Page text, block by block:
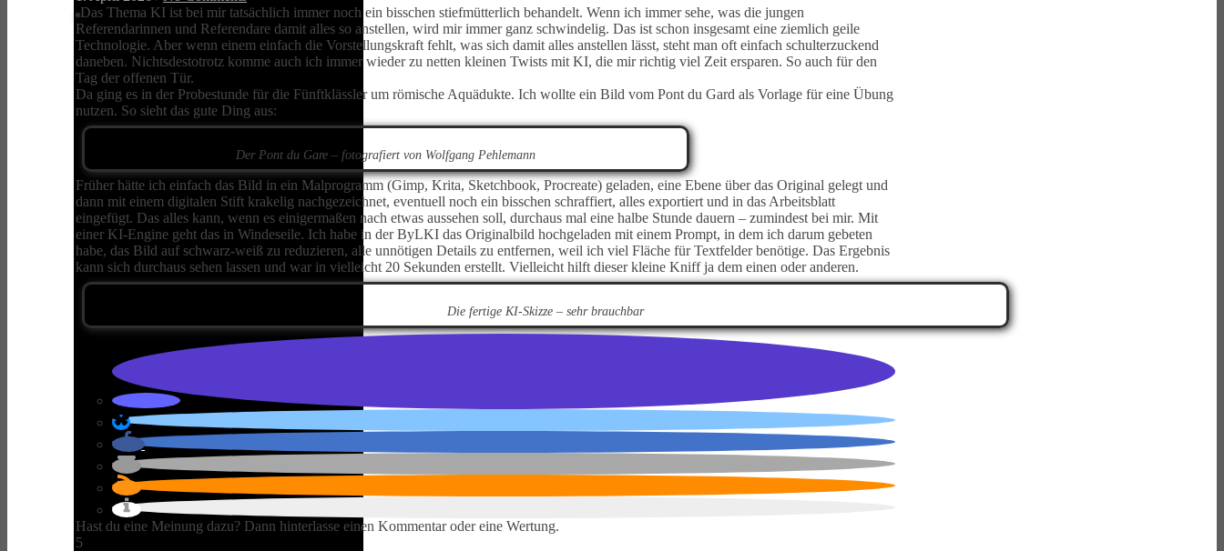
Das Thema KI ist bei mir tatsächlich immer noch ein bisschen stiefmütterlich behandelt. Wenn ich immer sehe, was die jungen
Referendarinnen und Referendare damit alles so anstellen, wird mir immer ganz schwindelig. Das ist schon insgesamt eine ziemlich geile
Technologie. Aber wenn einem einfach die Vorstellungskraft fehlt, was sich damit alles anstellen lässt, steht man oft einfach schulterzuckend
daneben. Nichtsdestotrotz komme auch ich immer wieder zu netten kleinen Twists mit KI, die mir richtig viel Zeit ersparen. So auch für den
Tag der offenen Tür.
Da ging es in der Probestunde für die Fünftklässler um römische Aquädukte. Ich wollte ein Bild vom Pont du Gard als Vorlage für eine Übung
nutzen. So sieht das gute Ding aus:
Der Pont du Gare – fotografiert von Wolfgang Pehlemann
Früher hätte ich einfach das Bild in ein Malprogramm (Gimp, Krita, Sketchbook, Procreate) geladen, eine Ebene über das Original gelegt und
dann mit einem digitalen Stift krakelig nachgezeichnet, eventuell noch ein bisschen schraffiert, alles exportiert und in das Arbeitsblatt
eingefügt. Das alles kann, wenn es einigermaßen nach etwas aussehen soll, durchaus mal eine halbe Stunde dauern – zumindest bei mir. Mit
einer KI-Engine geht das in Windeseile. Ich habe in der ByLKI das Originalbild hochgeladen mit einem Prompt, in dem ich darum gebeten
habe, das Bild auf schwarz-weiß zu reduzieren, alle unnötigen Details zu entfernen, weil ich viel Fläche für Textfelder benötige. Das Ergebnis
kann sich durchaus sehen lassen und war in vielleicht 20 Sekunden erstellt. Vielleicht hilft dieser kleine Kniff ja dem einen oder anderen.
Die fertige KI-Skizze – sehr brauchbar
Hast du eine Meinung dazu? Dann hinterlasse einen Kommentar oder eine Wertung.
5